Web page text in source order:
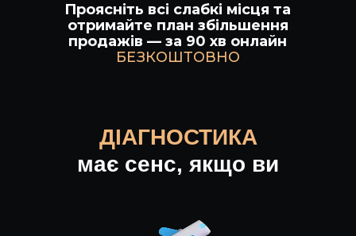
Проясніть всі слабкі місця та
отримайте план збільшення
продажів — за 90 хв онлайн
БЕЗКОШТОВНО
ДІАГНОСТИКА
має сенс, якщо ви